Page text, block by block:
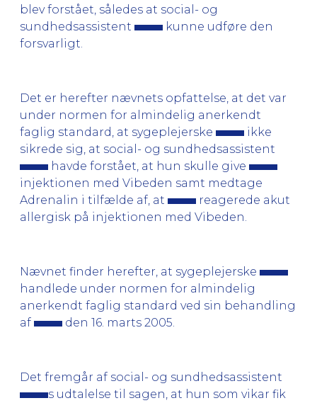
blev forstået, således at social- og
sundhedsassistent
kunne udføre den
forsvarligt.
Det er herefter nævnets opfattelse, at det var
under normen for almindelig anerkendt
faglig standard, at sygeplejerske
ikke
sikrede sig, at social- og sundhedsassistent
havde forstået, at hun skulle give
injektionen med Vibeden samt medtage
Adrenalin i tilfælde af, at
reagerede akut
allergisk på injektionen med Vibeden.
Nævnet finder herefter, at sygeplejerske
handlede under normen for almindelig
anerkendt faglig standard ved sin behandling
af
den 16. marts 2005.
Det fremgår af social- og sundhedsassistent
s udtalelse til sagen, at hun som vikar fik